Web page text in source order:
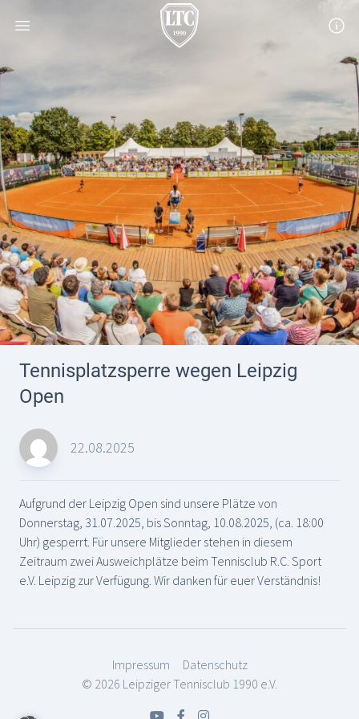
Tennisplatzsperre wegen Leipzig
Open
22.08.2025
Aufgrund der Leipzig Open sind unsere Plätze von
Donnerstag, 31.07.2025, bis Sonntag, 10.08.2025, (ca. 18:00
Uhr) gesperrt. Für unsere Mitglieder stehen in diesem
Zeitraum zwei Ausweichplätze beim Tennisclub R.C. Sport
e.V. Leipzig zur Verfügung. Wir danken für euer Verständnis!
Impressum
Datenschutz
© 2026 Leipziger Tennisclub 1990 e.V.